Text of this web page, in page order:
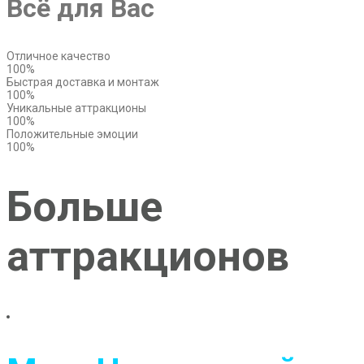
Всё для Вас
Отличное качество
100%
Быстрая доставка и монтаж
100%
Уникальные аттракционы
100%
Положительные эмоции
100%
Больше
аттракционов